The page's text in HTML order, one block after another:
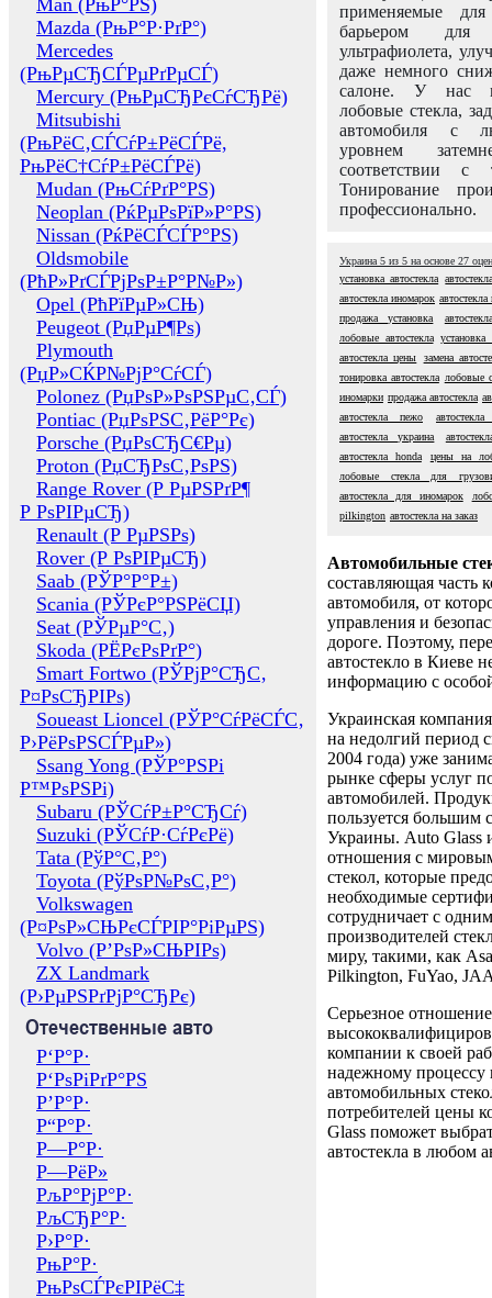
Man (РњР°РЅ)
Mazda (РњР°Р·РґР°)
Mercedes
(РњРµСЂСЃРµРґРµСЃ)
Mercury (РњРµСЂРєСѓСЂРё)
Mitsubishi
(РњРёС‚СЃСѓР±РёСЃРё,
РњРёС†СѓР±РёСЃРё)
Mudan (РњСѓРґР°РЅ)
Neoplan (РќРµРѕРїР»Р°РЅ)
Nissan (РќРёСЃСЃР°РЅ)
Oldsmobile
(РћР»РґСЃРјРѕР±Р°Р№Р»)
Opel (РћРїРµР»СЊ)
Peugeot (РџРµР¶Рѕ)
Plymouth
(РџР»СЌР№РјР°СѓСЃ)
Polonez (РџРѕР»РѕРЅРµС‚СЃ)
Pontiac (РџРѕРЅС‚РёР°Рє)
Porsche (РџРѕСЂС€Рµ)
Proton (РџСЂРѕС‚РѕРЅ)
Range Rover (Р РµРЅРґР¶
Р РѕРІРµСЂ)
Renault (Р РµРЅРѕ)
Rover (Р РѕРІРµСЂ)
Saab (РЎР°Р°Р±)
Scania (РЎРєР°РЅРёСЏ)
Seat (РЎРµР°С‚)
Skoda (РЁРєРѕРґР°)
Smart Fortwo (РЎРјР°СЂС‚
Р¤РѕСЂРІРѕ)
Soueast Lioncel (РЎР°СѓРёСЃС‚
Р›РёРѕРЅСЃРµР»)
Ssang Yong (РЎР°РЅРі
Р™РѕРЅРі)
Subaru (РЎСѓР±Р°СЂСѓ)
Suzuki (РЎСѓР·СѓРєРё)
Tata (РўР°С‚Р°)
Toyota (РўРѕР№РѕС‚Р°)
Volkswagen
(Р¤РѕР»СЊРєСЃРІР°РіРµРЅ)
Volvo (Р’РѕР»СЊРІРѕ)
ZX Landmark
(Р›РµРЅРґРјР°СЂРє)
Отечественные авто
Р‘Р°Р·
Р‘РѕРіРґР°РЅ
Р’Р°Р·
Р“Р°Р·
Р—Р°Р·
Р—РёР»
РљР°РјР°Р·
РљСЂР°Р·
Р›Р°Р·
РњР°Р·
РњРѕСЃРєРІРёС‡
применяемые
барьером для
ультрафиолета,
даже немного
салоне. У нас
лобовые стекла,
автомобиля с
уровнем
соответствии с
Тонирование
профессионально.
Украина 5 из 5 на основе 27
установка автостекла
автостекла иномарок автостекла
продажа установка
лобовые автостекла установка
автостекла цены
замена
тонировка автостекла лобовые
иномарки продажа автостекла
автостекла пежо
автостекла украина
автостекла honda
цены на
лобовые стекла для
автостекла для иномарок
pilkington автостекла на заказ
Автомобильные
составляющая часть
автомобиля, от
управления и
дороге. Поэтому,
автостекло в Киеве
информацию с
Украинская
на недолгий период
2004 года) уже
рынке сферы услуг
автомобилей.
пользуется большим
Украины. Auto Glass
отношения с
стекол, которые
необходимые
сотрудничает с
производителей
миру, такими, как
Pilkington, FuYao,
Серьезное отношение
компании к своей
надежному процессу
автомобильных
потребителей цены
Glass поможет
автостекла в любом